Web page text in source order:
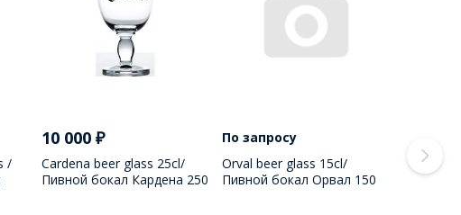
/
10 000 ₽
Cardena beer glass 25cl/
Пивной бокал Кардена 250
По запросу
Orval beer glass 15cl/
Пивной бокал Орвал 150